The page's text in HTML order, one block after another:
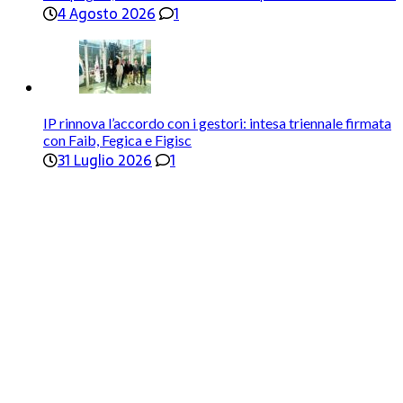
4 Agosto 2026 1
IP rinnova l’accordo con i gestori: intesa triennale firmata
con Faib, Fegica e Figisc
31 Luglio 2026 1